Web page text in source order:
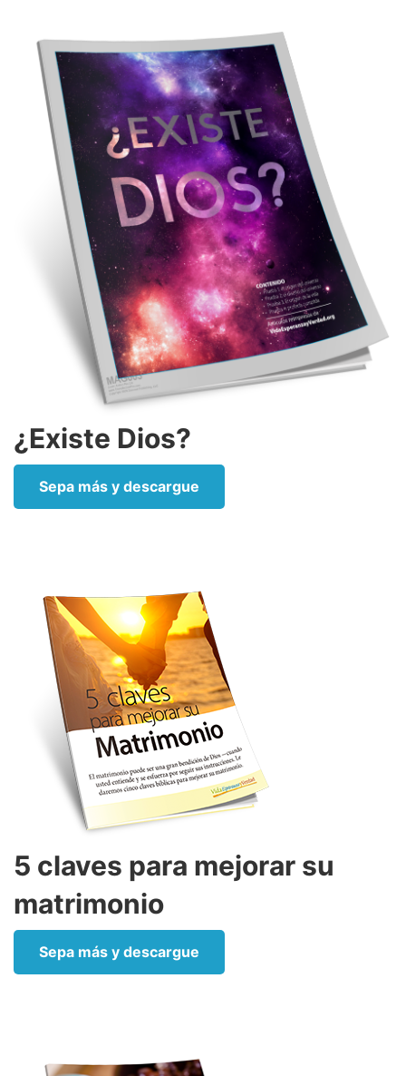
¿Existe Dios?
Sepa más y descargue
5 claves para mejorar su
matrimonio
Sepa más y descargue